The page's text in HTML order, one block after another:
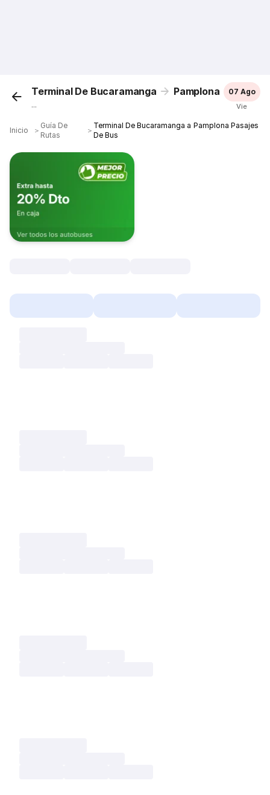
Terminal De Bucaramanga Pamplona
...
07 Ago
Vie
Inicio ＞
Guía De
Rutas
＞
Terminal De Bucaramanga a Pamplona Pasajes
De Bus